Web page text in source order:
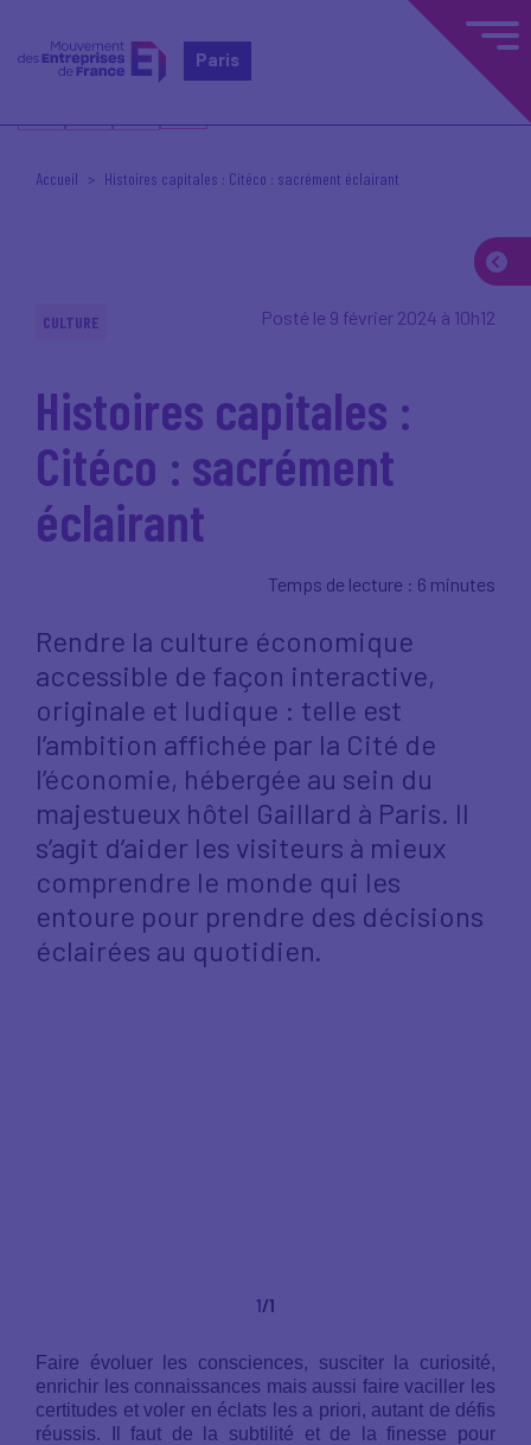
Paris
Accueil Histoires capitales : Citéco : sacrément éclairant
CULTURE Posté le 9 février 2024 à 10h12
Histoires capitales :
Citéco : sacrément
éclairant
Temps de lecture : 6 minutes
Rendre la culture économique
accessible de façon interactive,
originale et ludique : telle est
l’ambition affichée par la Cité de
l’économie, hébergée au sein du
majestueux hôtel Gaillard à Paris. Il
s’agit d’aider les visiteurs à mieux
comprendre le monde qui les
entoure pour prendre des décisions
éclairées au quotidien.
1/1
Faire évoluer les consciences, susciter la curiosité,
enrichir les connaissances mais aussi faire vaciller les
certitudes et voler en éclats les a priori, autant de défis
réussis. Il faut de la subtilité et de la finesse pour